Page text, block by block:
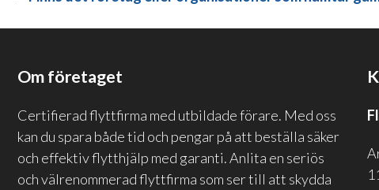
Om företaget
Certifierad flyttfirma med utbildade förare. Med oss
kan du spara både tid och pengar på att beställa säker
och effektiv flytthjälp med garanti. Anlita en seriös
och välrenommerad flyttfirma som ser till att skydda